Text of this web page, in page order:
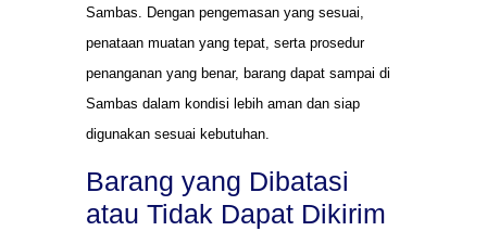
Sambas. Dengan pengemasan yang sesuai,
penataan muatan yang tepat, serta prosedur
penanganan yang benar, barang dapat sampai di
Sambas dalam kondisi lebih aman dan siap
digunakan sesuai kebutuhan.
Barang yang Dibatasi
atau Tidak Dapat Dikirim